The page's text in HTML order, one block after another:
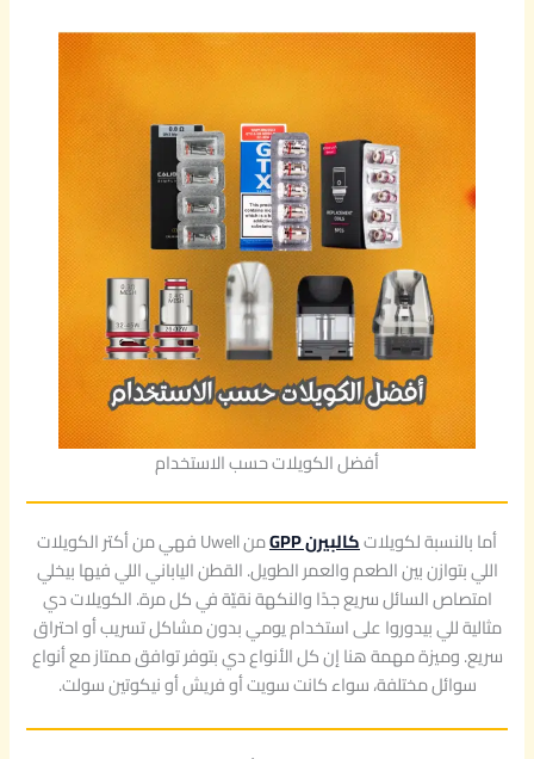
أفضل الكويلات حسب الاستخدام
أما بالنسبة لكويلاتكالبيرن GPP
من Uwell فهي من أكتر الكويلات
اللي بتوازن بين الطعم والعمر الطويل. القطن الياباني اللي فيها بيخلي
امتصاص السائل سريع جدًا والنكهة نقيّة في كل مرة. الكويلات دي
مثالية للي بيدوروا على استخدام يومي بدون مشاكل تسريب أو احتراق
سريع. وميزة مهمة هنا إن كل الأنواع دي بتوفر توافق ممتاز مع أنواع
سوائل مختلفة، سواء كانت سويت أو فريش أو نيكوتين سولت.